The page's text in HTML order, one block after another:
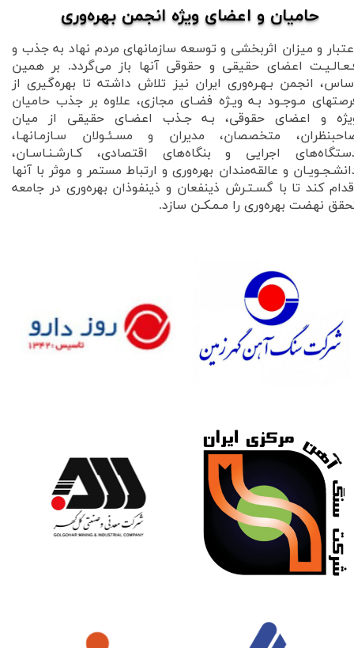
عتبار و میزان اثربخشی و توسعه سازمانهای مردم نهاد به جذب و
اعضای حقیقی و حقوقی آنها باز می‌گردد. بر همین
انجمن بـهـره‌وری ایران نیز تلاش داشته تا بهره‌گیری از
مـوجـود بـه‌ ویـژه فضـای مجازی، علاوه بر جذب حامیان
و اعضای حقوقی، بـه جـذب اعضـای حقیقی از میان
متخصصان، مدیران و مسـئـولان سـازمـانهـا،
اجرایی و بنگاه‌های اقتصادی، کـارشـنـاسـان،
و عالقه‌مندان بهره‌وری و ارتباط مستمر و موثر با آنها
کند تا با گسـتـرش ذینفعان و ذینفوذان بهره‌وری در جامعه
نهضت بهره‌وری را مـمـکـن سازد.
حامیان و اعضای ویژه انجمن بهره‌وری​​​​​​​